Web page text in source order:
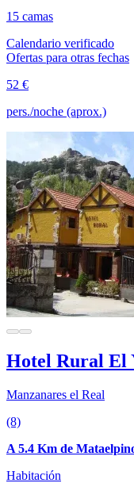
15 camas
Calendario verificado
Ofertas para otras fechas
52 €
pers./noche (aprox.)
Hotel Rural El
Manzanares el Real
(8)
A 5.4 Km de
Habitación